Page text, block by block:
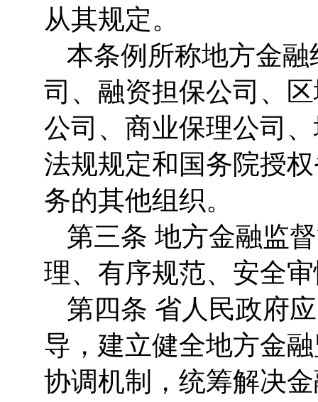
从其规定。
本条例所称地方金
司、融资担保公司、
公司、商业保理公司
法规规定和国务院授
务的其他组织。
第三条 地方金融监
理、有序规范、安全
第四条 省人民政府
导，建立健全地方金
协调机制，统筹解决